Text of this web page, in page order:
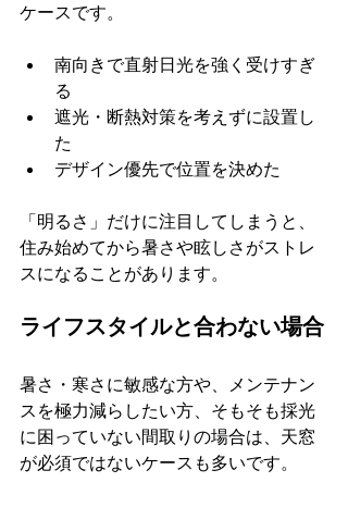
ケースです。
南向きで直射日光を強く受けすぎ
る
遮光・断熱対策を考えずに設置し
た
デザイン優先で位置を決めた
「明るさ」だけに注目してしまうと、
住み始めてから暑さや眩しさがストレ
スになることがあります。
ライフスタイルと合わない場合
暑さ・寒さに敏感な方や、メンテナン
スを極力減らしたい方、そもそも採光
に困っていない間取りの場合は、天窓
が必須ではないケースも多いです。